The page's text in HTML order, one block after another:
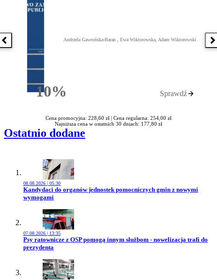
Poprzednia książka
10%Rabatu
Andrzela Gawrońska-Baran , Ewa Wiktorowska, Adam Wiktorowski
Sprawdź
Cena promocyjna: 228,60 zł | Cena regularna: 254,00 zł
Najniższa cena w ostatnich 30 dniach: 177,80 zł
Ostatnio dodane
08.08.2026 | 05:30
Przejdź do artykułu:
Kandydaci do organów jednostek pomocniczych gmin z nowymi
wymogami
07.08.2026 | 13:35
Przejdź do artykułu:
Psy ratownicze z OSP pomogą innym służbom - nowelizacja trafi do
prezydenta